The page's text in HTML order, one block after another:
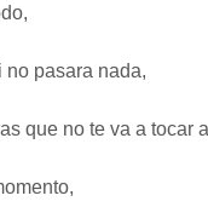
no pasara nada,
que no te va a tocar